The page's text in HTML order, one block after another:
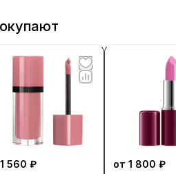
1 560 ₽
от 1 800 ₽